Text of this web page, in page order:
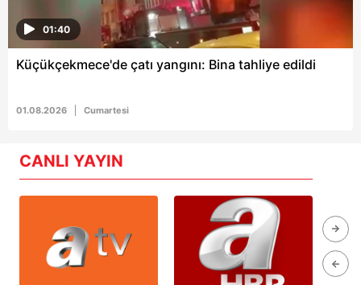
01:40
Küçükçekmece'de çatı yangını: Bina tahliye edildi
01.08.2026 Cumartesi
CANLI YAYIN